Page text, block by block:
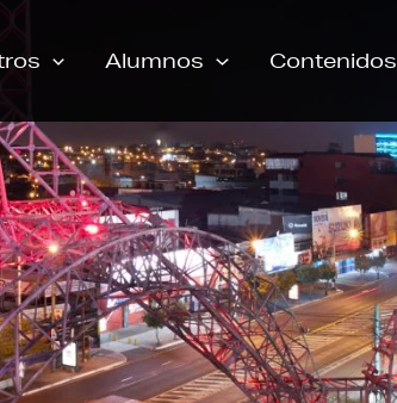
Alumnos Contenidos